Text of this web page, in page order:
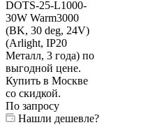
По запросу
Нашли дешевле?